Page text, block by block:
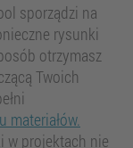
sporządzi na
rysunki
otrzymasz
Twoich
materiałów.
w projektach nie